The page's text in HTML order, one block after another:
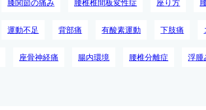
膝関節の痛み 腰椎椎間板変性症 座り方
運動不足 背部痛 有酸素運動 下肢痛
座骨神経痛 腸内環境 腰椎分離症 浮腫